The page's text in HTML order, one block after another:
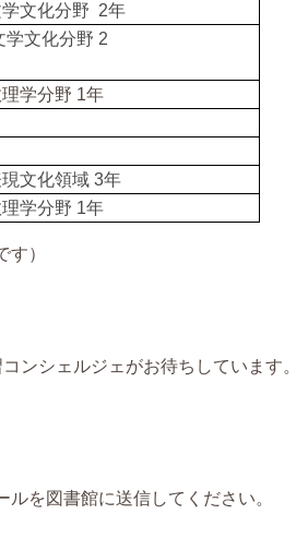
文化分野 2年
学文化分野 2
学分野 1年
文化領域 3年
学分野 1年
）
ンシェルジェがお待ちしています
ルを図書館に送信してください。